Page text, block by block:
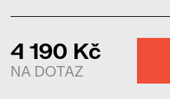
4 190 Kč
NA DOTAZ